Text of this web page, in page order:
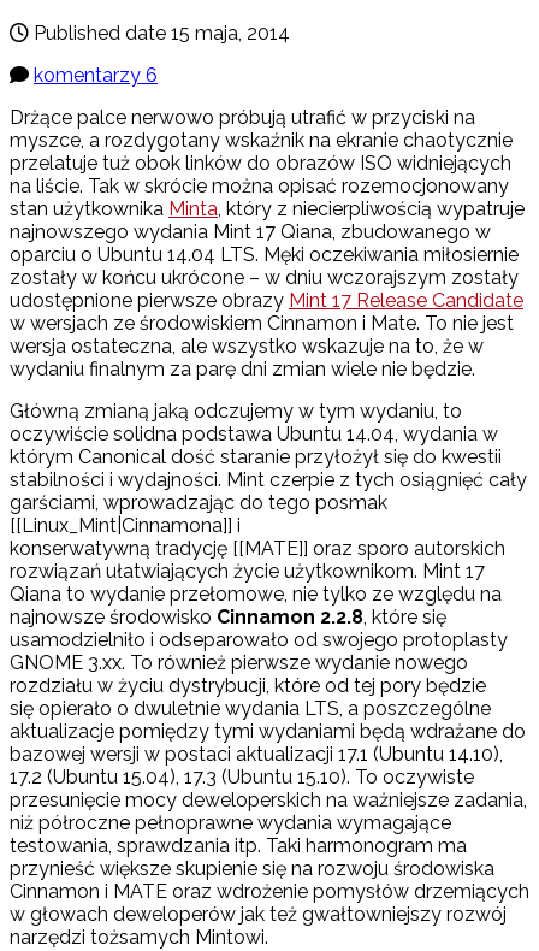
Published date 15 maja, 2014
komentarzy 6
Drżące palce nerwowo próbują utrafić w przyciski na
myszce, a rozdygotany wskaźnik na ekranie chaotycznie
przelatuje tuż obok linków do obrazów ISO widniejących
na liście. Tak w skrócie można opisać rozemocjonowany
stan użytkownika Minta, który z niecierpliwością wypatruje
najnowszego wydania Mint 17 Qiana, zbudowanego w
oparciu o Ubuntu 14.04 LTS. Męki oczekiwania miłosiernie
zostały w końcu ukrócone – w dniu wczorajszym zostały
udostępnione pierwsze obrazy Mint 17 Release Candidate
w wersjach ze środowiskiem Cinnamon i Mate. To nie jest
wersja ostateczna, ale wszystko wskazuje na to, że w
wydaniu finalnym za parę dni zmian wiele nie będzie.
Główną zmianą jaką odczujemy w tym wydaniu, to
oczywiście solidna podstawa Ubuntu 14.04, wydania w
którym Canonical dość staranie przyłożył się do kwestii
stabilności i wydajności. Mint czerpie z tych osiągnięć cały
garściami, wprowadzając do tego posmak
[[Linux_Mint|Cinnamona]] i
konserwatywną tradycję [[MATE]] oraz sporo autorskich
rozwiązań ułatwiających życie użytkownikom. Mint 17
Qiana to wydanie przełomowe, nie tylko ze względu na
najnowsze środowisko Cinnamon 2.2.8, które się
usamodzielniło i odseparowało od swojego protoplasty
GNOME 3.xx. To również pierwsze wydanie nowego
rozdziału w życiu dystrybucji, które od tej pory będzie
się opierało o dwuletnie wydania LTS, a poszczególne
aktualizacje pomiędzy tymi wydaniami będą wdrażane do
bazowej wersji w postaci aktualizacji 17.1 (Ubuntu 14.10),
17.2 (Ubuntu 15.04), 17.3 (Ubuntu 15.10). To oczywiste
przesunięcie mocy deweloperskich na ważniejsze zadania,
niż półroczne pełnoprawne wydania wymagające
testowania, sprawdzania itp. Taki harmonogram ma
przynieść większe skupienie się na rozwoju środowiska
Cinnamon i MATE oraz wdrożenie pomysłów drzemiących
w głowach deweloperów jak też gwałtowniejszy rozwój
narzędzi tożsamych Mintowi.